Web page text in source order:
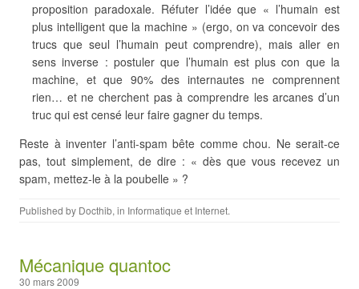
proposition paradoxale. Réfuter l’idée que « l’humain est
plus intelligent que la machine » (ergo, on va concevoir des
trucs que seul l’humain peut comprendre), mais aller en
sens inverse : postuler que l’humain est plus con que la
machine, et que 90% des internautes ne comprennent
rien… et ne cherchent pas à comprendre les arcanes d’un
truc qui est censé leur faire gagner du temps.
Reste à inventer l’anti-spam bête comme chou. Ne serait-ce
pas, tout simplement, de dire : « dès que vous recevez un
spam, mettez-le à la poubelle » ?
Published by Docthib, in Informatique et Internet.
Mécanique quantoc
30 mars 2009